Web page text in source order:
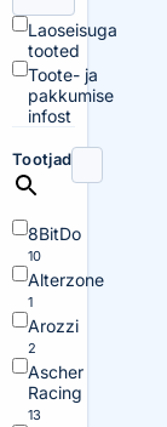
Laoseisuga
tooted
Toote- ja
pakkumise
infost
Tootjad
8BitDo
10
Alterzone
1
Arozzi
2
Ascher
Racing
13